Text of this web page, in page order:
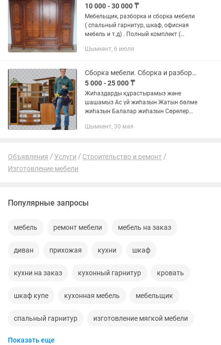
10 000 - 30 000 ₸
Мебельщик, разборка и сборка мебели
( спальный гарнитур, шкаф, офисная
мебель и т.д) . Полный комплект (
машина) . По городу Шымкент и
Шымкент, 6 июля
Сборка мебели. Сборка и разборка мебели.Мебельщик.Мебельщик.
5 000 - 25 000 ₸
Жиһаздарды құрастырамыз және
шашамыз Ас үй жиһазын Жатын бөлме
жиһазын Балалар жиһазын Сөрелер
шұңғылша(мойка) орынын оямыз Ас
Шымкент, 30 мая
Объявления Услуги
Строительство и ремонт
Изготовление мебели
Популярные запросы
мебель ремонт мебели мебель на заказ
диван прихожая кухни шкаф
кухни на заказ кухонный гарнитур кровать
шкаф купе кухонная мебель мебельщик
спальный гарнитур изготовление мягкой мебели
диван кровать
Показать еще